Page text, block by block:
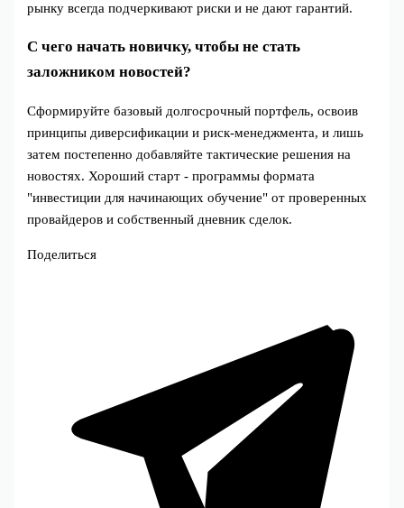
рынку всегда подчеркивают риски и не дают гарантий.
С чего начать новичку, чтобы не стать
заложником новостей?
Сформируйте базовый долгосрочный портфель, освоив
принципы диверсификации и риск‑менеджмента, и лишь
затем постепенно добавляйте тактические решения на
новостях. Хороший старт - программы формата
"инвестиции для начинающих обучение" от проверенных
провайдеров и собственный дневник сделок.
Поделиться